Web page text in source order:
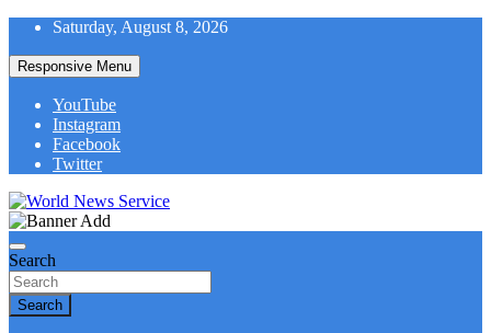
Skip
content
Saturday, August 8, 2026
Responsive Menu
YouTube
Instagram
Facebook
Twitter
World News Service
Search
Search